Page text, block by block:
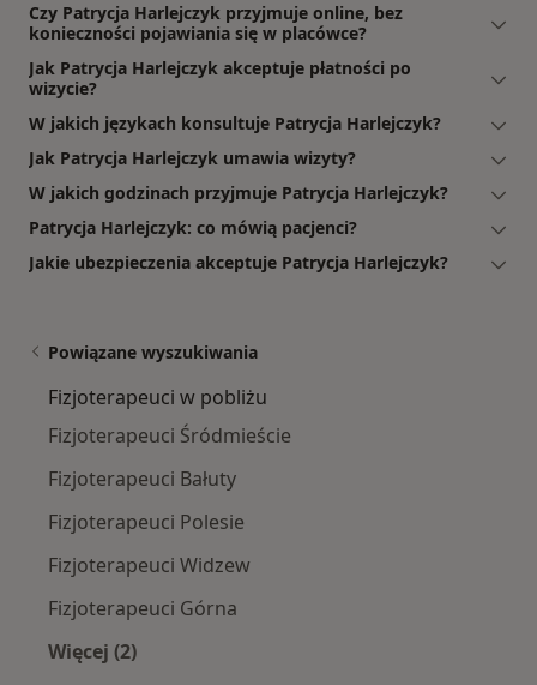
Czy Patrycja Harlejczyk przyjmuje online, bez
konieczności pojawiania się w placówce?
Jak Patrycja Harlejczyk akceptuje płatności po
wizycie?
W jakich językach konsultuje Patrycja Harlejczyk?
Jak Patrycja Harlejczyk umawia wizyty?
W jakich godzinach przyjmuje Patrycja Harlejczyk?
Patrycja Harlejczyk: co mówią pacjenci?
Jakie ubezpieczenia akceptuje Patrycja Harlejczyk?
Powiązane wyszukiwania
Fizjoterapeuci w pobliżu
Fizjoterapeuci Śródmieście
Fizjoterapeuci Bałuty
Fizjoterapeuci Polesie
Fizjoterapeuci Widzew
Fizjoterapeuci Górna
Więcej (2)